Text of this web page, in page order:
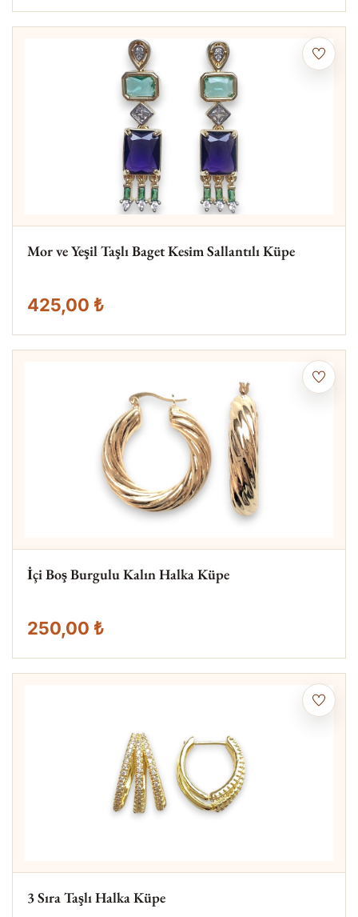
Mor ve Yeşil Taşlı Baget Kesim Sallantılı Küpe
425,00 ₺
İçi Boş Burgulu Kalın Halka Küpe
250,00 ₺
3 Sıra Taşlı Halka Küpe